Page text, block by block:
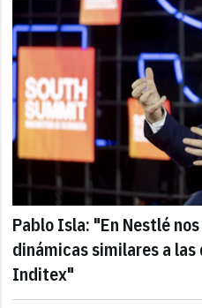
Pablo Isla: "En Nestlé
dinámicas similares a las
Inditex"